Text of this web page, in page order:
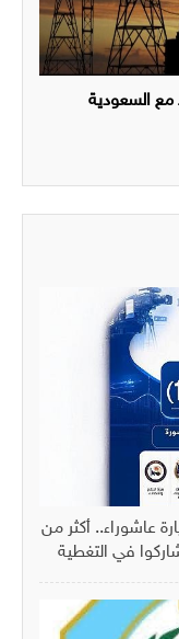
مع السعودية
عاشوراء.. أكثر من